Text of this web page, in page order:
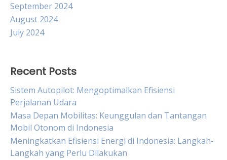
September 2024
August 2024
July 2024
Recent Posts
Sistem Autopilot: Mengoptimalkan Efisiensi
Perjalanan Udara
Masa Depan Mobilitas: Keunggulan dan Tantangan
Mobil Otonom di Indonesia
Meningkatkan Efisiensi Energi di Indonesia: Langkah-
Langkah yang Perlu Dilakukan